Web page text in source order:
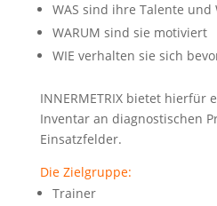
WAS sind ihre Talente und
WARUM sind sie motiviert
WIE verhalten sie sich
INNERMETRIX bietet hierfür
Inventar an diagnostischen
Einsatzfelder.
Die Zielgruppe:
Trainer